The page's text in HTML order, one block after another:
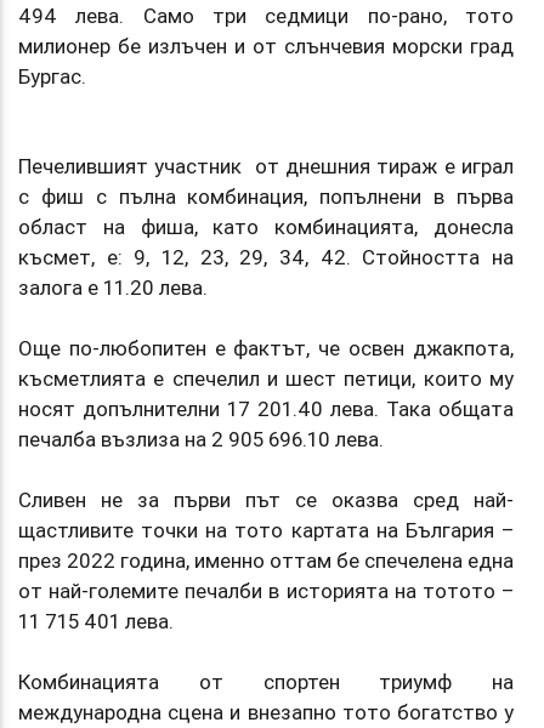
494 лева. Само три седмици по-рано, тото
милионер бе излъчен и от слънчевия морски град
Бургас.
Печелившият участник от днешния тираж е играл
с фиш с пълна комбинация, попълнени в първа
област на фиша, като комбинацията, донесла
късмет, е: 9, 12, 23, 29, 34, 42. Стойността на
залога е 11.20 лева.
Още по-любопитен е фактът, че освен джакпота,
късметлията е спечелил и шест петици, които му
носят допълнителни 17 201.40 лева. Така общата
печалба възлиза на 2 905 696.10 лева.
Сливен не за първи път се оказва сред най-
щастливите точки на тото картата на България –
през 2022 година, именно оттам бе спечелена една
от най-големите печалби в историята на тотото –
11 715 401 лева.
Комбинацията от спортен триумф на
международна сцена и внезапно тото богатство у